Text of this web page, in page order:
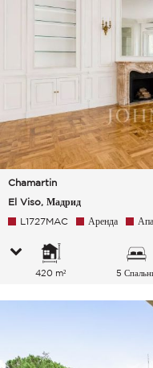
Chamartin
El Viso, Мадрид
L1727MAC Аренда
420 m² 5